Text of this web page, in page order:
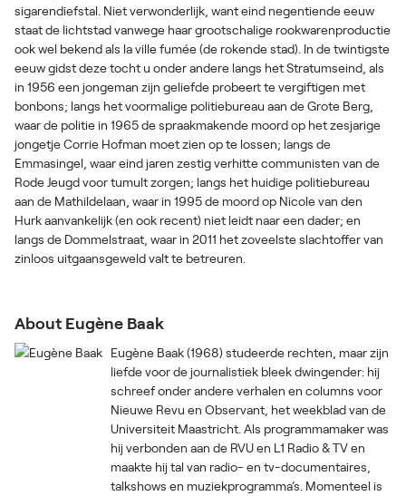
sigarendiefstal. Niet verwonderlijk, want eind negentiende eeuw
staat de lichtstad vanwege haar grootschalige rookwarenproductie
ook wel bekend als la ville fumée (de rokende stad). In de twintigste
eeuw gidst deze tocht u onder andere langs het Stratumseind, als
in 1956 een jongeman zijn geliefde probeert te vergiftigen met
bonbons; langs het voormalige politiebureau aan de Grote Berg,
waar de politie in 1965 de spraakmakende moord op het zesjarige
jongetje Corrie Hofman moet zien op te lossen; langs de
Emmasingel, waar eind jaren zestig verhitte communisten van de
Rode Jeugd voor tumult zorgen; langs het huidige politiebureau
aan de Mathildelaan, waar in 1995 de moord op Nicole van den
Hurk aanvankelijk (en ook recent) niet leidt naar een dader; en
langs de Dommelstraat, waar in 2011 het zoveelste slachtoffer van
zinloos uitgaansgeweld valt te betreuren.
About Eugène Baak
Eugène Baak (1968) studeerde rechten, maar zijn
liefde voor de journalistiek bleek dwingender: hij
schreef onder andere verhalen en columns voor
Nieuwe Revu en Observant, het weekblad van de
Universiteit Maastricht. Als programmamaker was
hij verbonden aan de RVU en L1 Radio & TV en
maakte hij tal van radio- en tv-documentaires,
talkshows en muziekprogramma’s. Momenteel is